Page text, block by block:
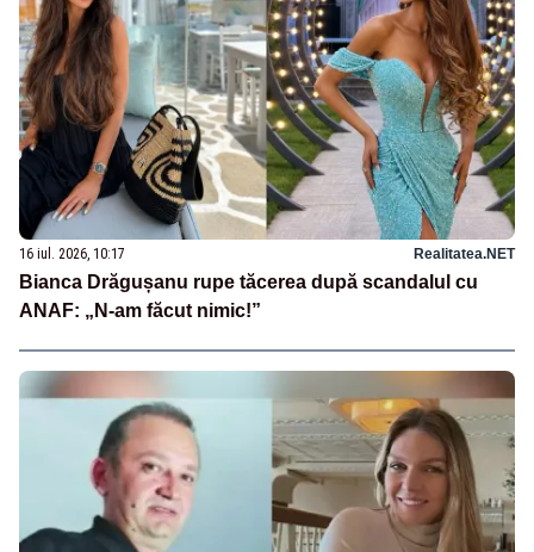
16 iul. 2026, 10:17 Realitatea.NET
Bianca Drăgușanu rupe tăcerea după scandalul cu
ANAF: „N-am făcut nimic!”